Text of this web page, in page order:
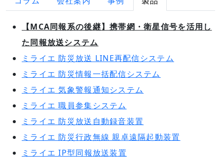
【MCA同報系の後継】携帯網・衛星信号を活用し
た同報放送システム
ミライエ 防災放送 LINE再配信システム
ミライエ 防災情報一括配信システム
ミライエ 気象警報通知システム
ミライエ 職員参集システム
ミライエ 防災放送自動録音装置
ミライエ 防災行政無線 親卓遠隔起動装置
ミライエ IP型同報放送装置